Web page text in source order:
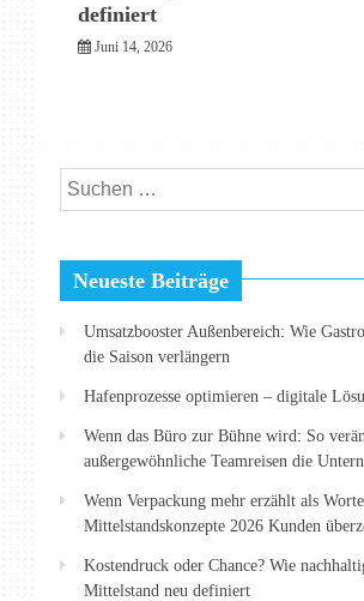
definiert
Juni 14, 2026
Suchen
nach:
Neueste Beiträge
Umsatzbooster Außenbereich: Wie
die Saison verlängern
Hafenprozesse optimieren – digitale
Wenn das Büro zur Bühne wird: So
außergewöhnliche Teamreisen die
Wenn Verpackung mehr erzählt als
Mittelstandskonzepte 2026 Kunden
Kostendruck oder Chance? Wie
Mittelstand neu definiert